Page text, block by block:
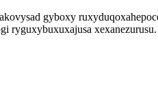
gyboxy